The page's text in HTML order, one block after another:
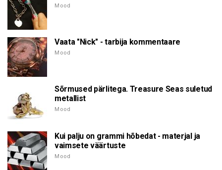
Mood
Vaata "Nick" - tarbija kommentaare
Mood
Sõrmused pärlitega. Treasure Seas suletud
metallist
Mood
Kui palju on grammi hõbedat - materjal ja
vaimsete väärtuste
Mood